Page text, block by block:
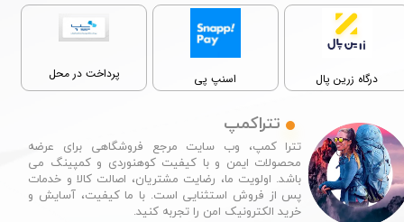
درگاه زرین پال اسنپ پی پرداخت در محل
تترا کمپ، وب سایت مرجع فروشگاهی برای عرضه
محصولات ایمن و با کیفیت کوهنوردی و کمپینگ می
باشد. اولویت ما، رضایت مشتریان، اصالت کالا و خدمات
پس از فروش استثنایی است. با ما کیفیت، آسایش و
خرید الکترونیک امن را تجربه کنید.​​​​​​​
تتراکمپ